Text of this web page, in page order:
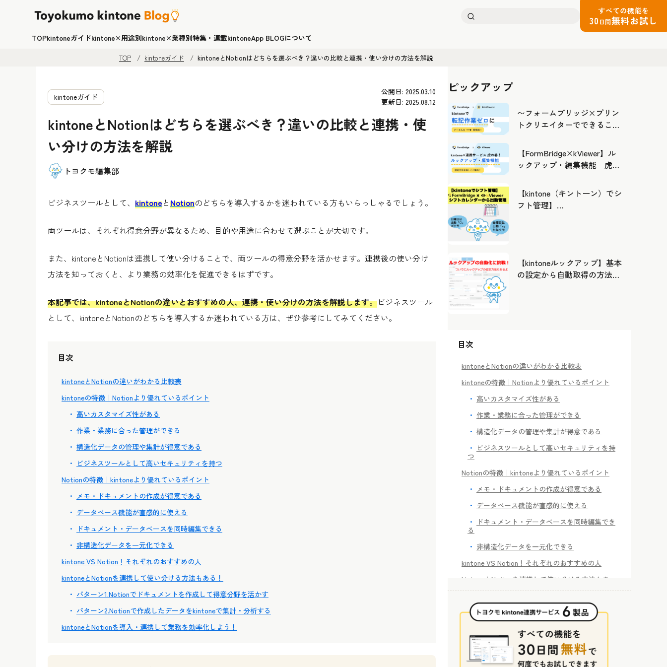
検
すべての機能を
30 日間無料お試し
TOPkintoneガイドkintone×用途別kintone×業種別特集・連載kintoneApp BLOGについて
TOP kintoneガイド kintoneとNotionはどちらを選ぶべき？違いの比較と連携・使い分けの方法を解説
kintoneガイド
公開日: 2025.03.10
更新日: 2025.08.12
kintoneとNotionはどちらを選ぶべき？違いの比較と連携・使
い分けの方法を解説
トヨクモ編集部
ビジネスツールとして、 kintoneとNotionのどちらを導入するかを迷われている方もいらっしゃるでしょう。
両ツールは、それぞれ得意分野が異なるため、目的や用途に合わせて選ぶことが大切です。
また、kintoneとNotionは連携して使い分けることで、両ツールの得意分野を活かせます。連携後の使い分け
方法を知っておくと、より業務の効率化を促進できるはずです。
本記事では、kintoneとNotionの違いとおすすめの人、連携・使い分けの方法を解説します。ビジネスツール
として、kintoneとNotionのどちらを導入するか迷われている方は、ぜひ参考にしてみてください。
目次
kintoneとNotionの違いがわかる比較表
kintoneの特徴｜Notionより優れているポイント
高いカスタマイズ性がある
作業・業務に合った管理ができる
構造化データの管理や集計が得意である
ビジネスツールとして高いセキュリティを持つ
Notionの特徴｜kintoneより優れているポイント
メモ・ドキュメントの作成が得意である
データベース機能が直感的に使える
ドキュメント・データベースを同時編集できる
非構造化データを一元化できる
kintone VS Notion！それぞれのおすすめの人
kintoneとNotionを連携して使い分ける方法もある！
パターン1.Notionでドキュメントを作成して得意分野を活かす
パターン2.Notionで作成したデータをkintoneで集計・分析する
kintoneとNotionを導入・連携して業務を効率化しよう！
ピックアップ
〜フォームブリッジ×プリン
トクリエイターでできるこ
よう
【FormBridge×kViewer】ル
ックアップ・編集機能 虎の
【kintone（キントーン）でシ
フト管理】
【kintoneルックアップ】基本
の設定から自動取得の方法ま
目次
kintoneとNotionの違いがわかる比較表
kintoneの特徴｜Notionより優れているポイント
高いカスタマイズ性がある
作業・業務に合った管理ができる
構造化データの管理や集計が得意である
ビジネスツールとして高いセキュリティを持
つ
Notionの特徴｜kintoneより優れているポイント
メモ・ドキュメントの作成が得意である
データベース機能が直感的に使える
ドキュメント・データベースを同時編集でき
る
非構造化データを一元化できる
kintone VS Notion！それぞれのおすすめの人
kintoneとNotionを連携して使い分ける方法もあ
る！
パターン1.Notionでドキュメントを作成して
得意分野を活かす
パターン2.Notionで作成したデータをkintone
で集計・分析する
kintoneとNotionを導入・連携して業務を効率化し
よう！